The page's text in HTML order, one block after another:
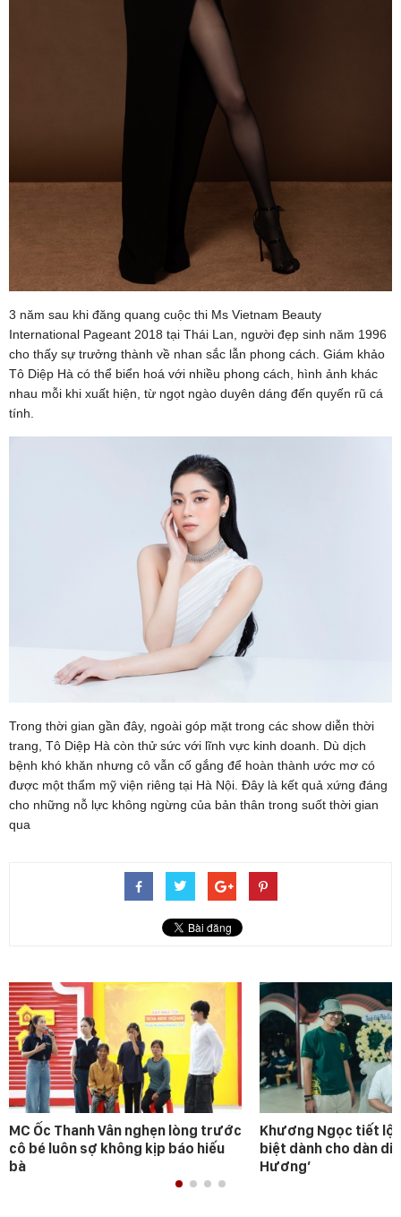
3 năm sau khi đăng quang cuộc thi Ms Vietnam Beauty
International Pageant 2018 tại Thái Lan, người đẹp sinh năm 1996
cho thấy sự trưởng thành về nhan sắc lẫn phong cách. Giám khảo
Tô Diệp Hà có thể biển hoá với nhiều phong cách, hình ảnh khác
nhau mỗi khi xuất hiện, từ ngọt ngào duyên dáng đến quyến rũ cá
tính.
Trong thời gian gần đây, ngoài góp mặt trong các show diễn thời
trang, Tô Diệp Hà còn thử sức với lĩnh vực kinh doanh. Dù dịch
bệnh khó khăn nhưng cô vẫn cố gắng để hoàn thành ước mơ có
được một thẩm mỹ viện riêng tại Hà Nội. Đây là kết quả xứng đáng
cho những nỗ lực không ngừng của bản thân trong suốt thời gian
qua
MC Ốc Thanh Vân nghẹn lòng trước
cô bé luôn sợ không kịp báo hiếu
bà
Khương Ngọc tiết lộ
biệt dành cho dàn
Hương’